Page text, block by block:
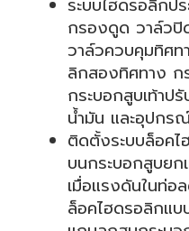
ระบบไฮดรอลิกป
กรองดูด วาล์วปิ
วาล์วควบคุมทิศ
ลิกสองทิศทาง ก
กระบอกสูบเท้าป
น้ำมัน และอุปกร
ติดตั้งระบบล็อค
บนกระบอกสูบยก
เมื่อแรงดันในท่อ
ล็อคไฮดรอลิกแ